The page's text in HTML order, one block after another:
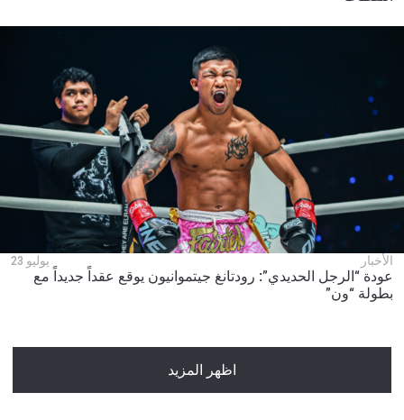
الأخبار يوليو 23
عودة “الرجل الحديدي”: رودتانغ جيتموانيون يوقع عقداً جديداً مع
بطولة “ون”
اظهر المزيد